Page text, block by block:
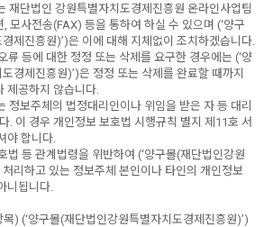
재단법인 강원특별자치도경제진흥원 온라인사업팀
모사전송(FAX) 등을 통하여 하실 수 있으며 (‘양구
제진흥원)’)은 이에 대해 지체없이 조치하겠습니다.
등에 대한 정정 또는 삭제를 요구한 경우에는 (‘양
경제진흥원)’)은 정정 또는 삭제를 완료할 때까지
제공하지 않습니다.
보주체의 법정대리인이나 위임을 받은 자 등 대리
. 이 경우 개인정보 보호법 시행규칙 별지 제11호 서
야 합니다.
등 관계법령을 위반하여 (‘양구몰(재단법인강원
리하고 있는 정보주체 본인이나 타인의 개인정보
니됩니다.
) (‘양구몰(재단법인강원특별자치도경제진흥원)’)